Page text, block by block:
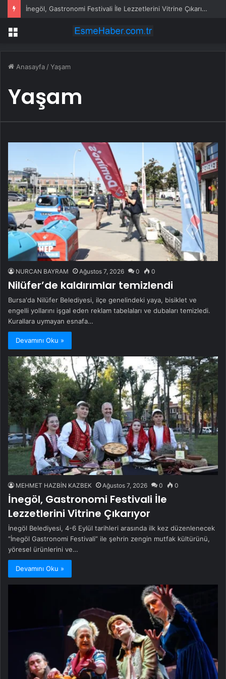
İnegöl, Gastronomi Festivali İle Lezzetlerini Vitrine Çıkarıyor
Menü
Anasayfa /Yaşam
Yaşam
NURCAN BAYRAM Ağustos 7, 2026 0 0
Nilüfer’de kaldırımlar temizlendi
Bursa'da Nilüfer Belediyesi, ilçe genelindeki yaya, bisiklet ve
engelli yollarını işgal eden reklam tabelaları ve dubaları temizledi.
Kurallara uymayan esnafa…
Devamını Oku »
MEHMET HAZBİN KAZBEK Ağustos 7, 2026 0 0
İnegöl, Gastronomi Festivali İle
Lezzetlerini Vitrine Çıkarıyor
İnegöl Belediyesi, 4-6 Eylül tarihleri arasında ilk kez düzenlenecek
“İnegöl Gastronomi Festivali” ile şehrin zengin mutfak kültürünü,
yöresel ürünlerini ve…
Devamını Oku »